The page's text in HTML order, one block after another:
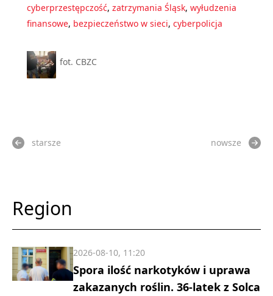
cyberprzestępczość, zatrzymania Śląsk, wyłudzenia
finansowe, bezpieczeństwo w sieci, cyberpolicja
fot. CBZC
starsze nowsze
Region
Spora ilość narkotyków i uprawa
zakazanych roślin. 36-latek z Solca
2026-08-10, 11:20